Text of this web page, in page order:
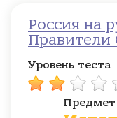
Россия на
Правители
Уровень теста
Предмет